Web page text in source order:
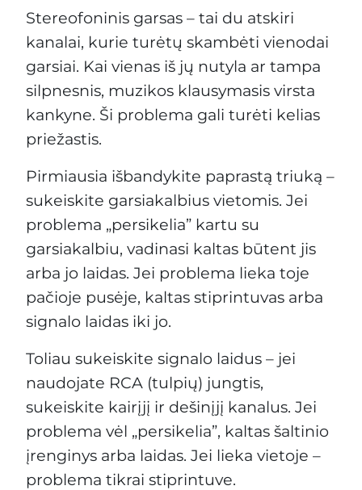
Stereofoninis garsas – tai du atskiri
kanalai, kurie turėtų skambėti vienodai
garsiai. Kai vienas iš jų nutyla ar tampa
silpnesnis, muzikos klausymasis virsta
kankyne. Ši problema gali turėti kelias
priežastis.
Pirmiausia išbandykite paprastą triuką –
sukeiskite garsiakalbius vietomis. Jei
problema „persikelia” kartu su
garsiakalbiu, vadinasi kaltas būtent jis
arba jo laidas. Jei problema lieka toje
pačioje pusėje, kaltas stiprintuvas arba
signalo laidas iki jo.
Toliau sukeiskite signalo laidus – jei
naudojate RCA (tulpių) jungtis,
sukeiskite kairįjį ir dešinįjį kanalus. Jei
problema vėl „persikelia”, kaltas šaltinio
įrenginys arba laidas. Jei lieka vietoje –
problema tikrai stiprintuve.